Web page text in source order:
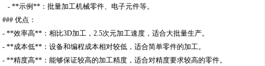
- **示例**：批量加工机械零件、电子元件等。
### 优点：
- **效率高**：相比3D加工，2.5次元加工速度，适合大批量生产。
- **成本低**：设备和编程成本相对较低，适合简单零件的加工。
- **精度高**：能够保证较高的加工精度，适合对精度要求较高的零件。